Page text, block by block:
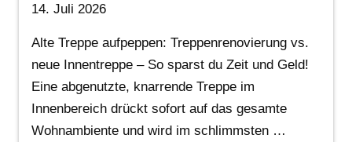
14. Juli 2026
Alte Treppe aufpeppen: Treppenrenovierung vs.
neue Innentreppe – So sparst du Zeit und Geld!
Eine abgenutzte, knarrende Treppe im
Innenbereich drückt sofort auf das gesamte
Wohnambiente und wird im schlimmsten …